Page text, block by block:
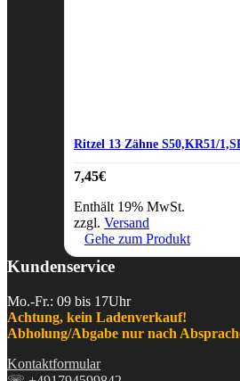
Ritzel 13 Zähne S50,KR51/
7,45€
Enthält 19% MwSt.
zzgl. Versand
Gehe zum Produkt
Kundenservice
Mo.-Fr.: 09 bis 17Uhr
Achtung, kein Ladenverkauf!
Abholung/Abgabe nur nach
Kontaktformular